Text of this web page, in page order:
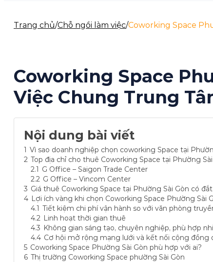
Trang chủ/Chỗ ngồi làm việc/Coworking Space
Coworking Space
Việc Chung Trung
Nội dung bài viết
1 Vì sao doanh nghiệp chọn coworking Space tại
2 Top địa chỉ cho thuê Coworking Space tại Phường
2.1 G Office – Saigon Trade Center
2.2 G Office – Vincom Center
3 Giá thuê Coworking Space tại Phường Sài Gòn có
4 Lợi ích vàng khi chọn Coworking Space Phường Sài
4.1 Tiết kiệm chi phí vận hành so với văn phòng
4.2 Linh hoạt thời gian thuê
4.3 Không gian sáng tạo, chuyên nghiệp, phù hợp
4.4 Cơ hội mở rộng mạng lưới và kết nối cộng đồng
5 Coworking Space Phường Sài Gòn phù hợp với ai?
6 Thị trường Coworking Space phường Sài Gòn